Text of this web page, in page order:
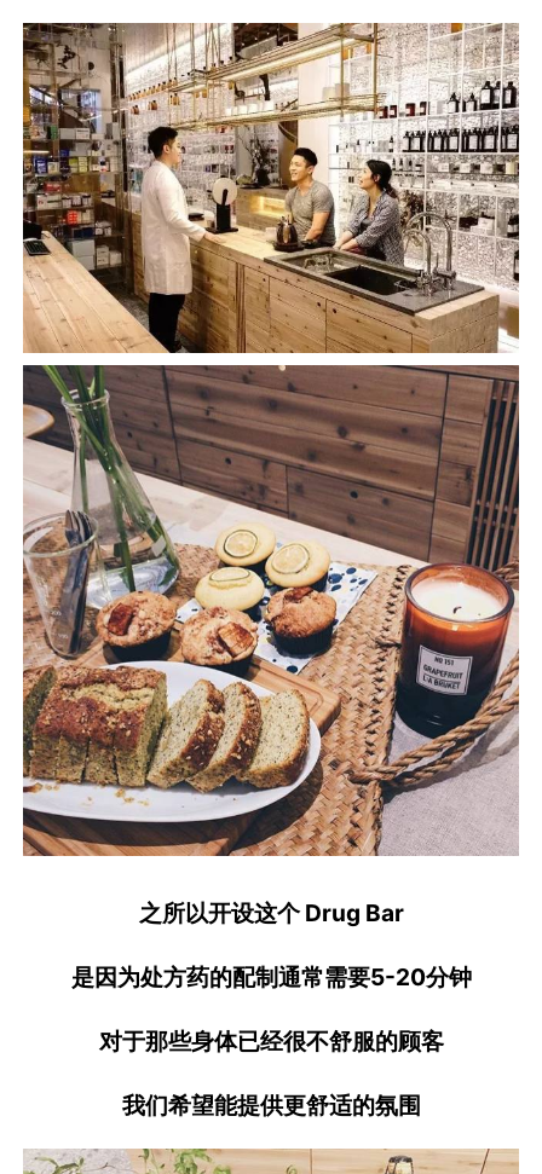
之所以开设这个 Drug Bar
是因为处方药的配制通常需要5-20分钟
对于那些身体已经很不舒服的顾客
我们希望能提供更舒适的氛围